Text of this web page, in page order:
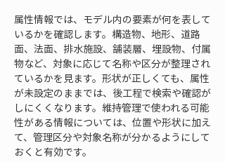
属性情報では、モデル内の要素が何を表して
いるかを確認します。構造物、地形、道路
面、法面、排水施設、舗装層、埋設物、付属
物など、対象に応じて名称や区分が整理され
ているかを見ます。形状が正しくても、属性
が未設定のままでは、後工程で検索や確認が
しにくくなります。維持管理で使われる可能
性がある情報については、位置や形状に加え
て、管理区分や対象名称が分かるようにして
おくと有効です。